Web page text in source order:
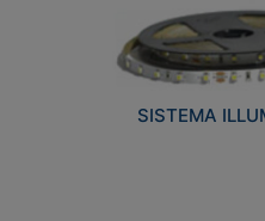
SISTEMA